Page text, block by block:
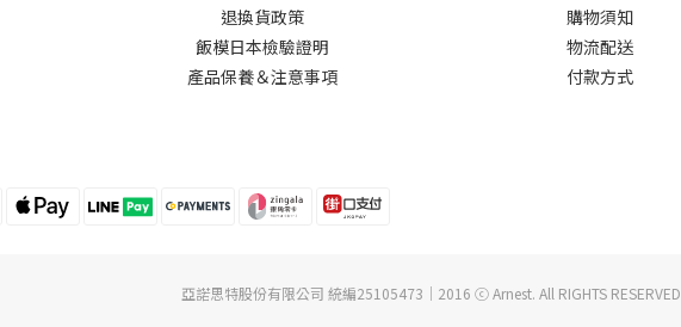
退換貨政策
飯模日本檢驗證明
產品保養＆注意事項
購物須知
物流配送
付款方式
亞諾思特股份有限公司 統編25105473｜2016 ⓒ Arnest. All RIGHTS RESERVED